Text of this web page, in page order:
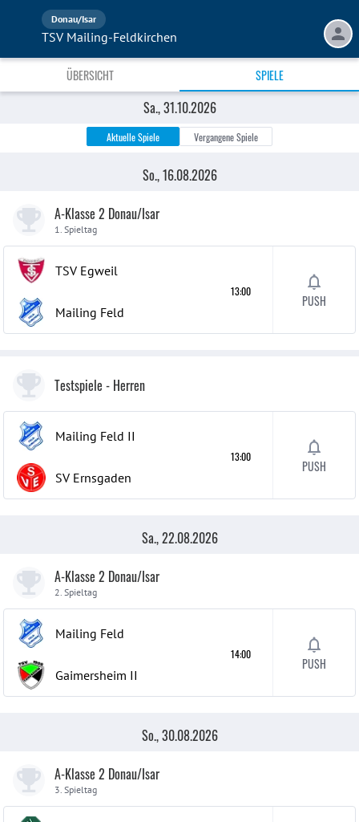
Donau/Isar
TSV Mailing-Feldkirchen
ÜBERSICHT SPIELE
Aktuelle Spiele Vergangene Spiele
So., 16.08.2026
A-Klasse 2 Donau/Isar
1. Spieltag
TSV Egweil
Mailing Feld
13:00
PUSH
Testspiele - Herren
Mailing Feld II
SV Ernsgaden
13:00
PUSH
Sa., 22.08.2026
Sa., 22.08.2026
A-Klasse 2 Donau/Isar
2. Spieltag
Mailing Feld
Gaimersheim II
14:00
PUSH
So., 30.08.2026
So., 30.08.2026
A-Klasse 2 Donau/Isar
3. Spieltag
Sa., 05.09.2026
Sa., 12.09.2026
So., 20.09.2026
Sa., 26.09.2026
So., 04.10.2026
Sa., 10.10.2026
Sa., 17.10.2026
So., 18.10.2026
Sa., 24.10.2026
Sa., 31.10.2026